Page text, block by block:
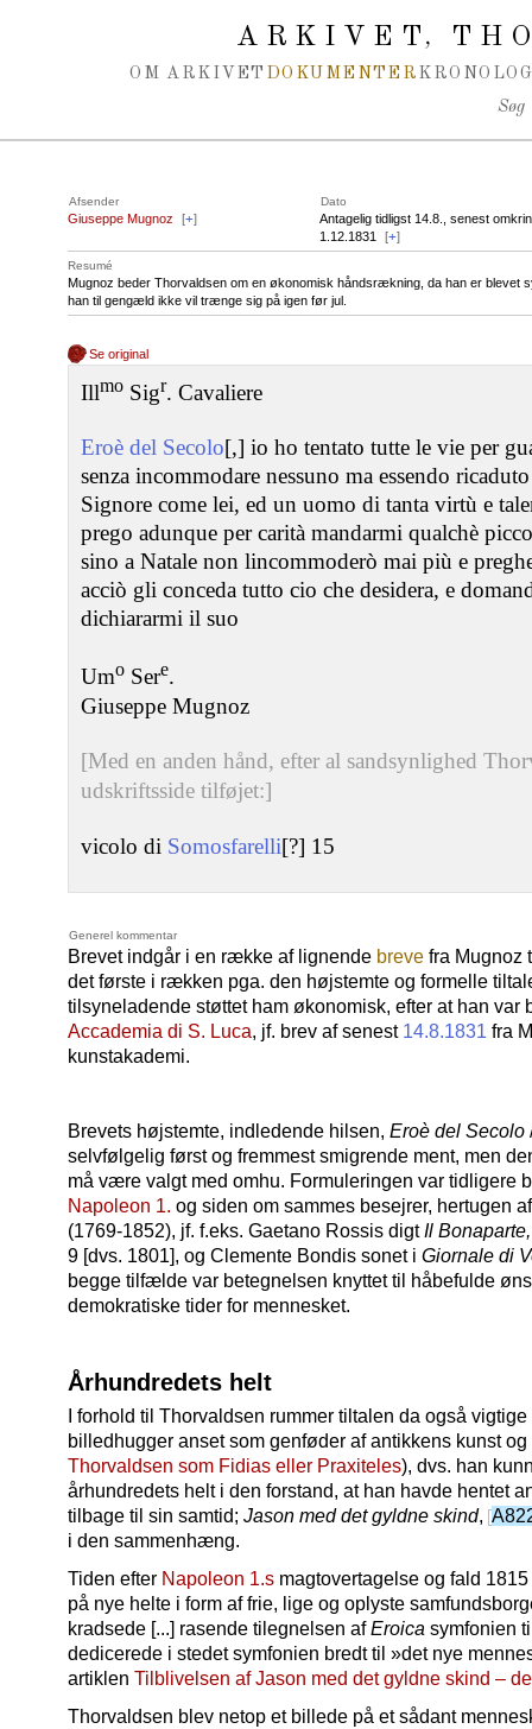
ARKIVET,
OM ARKIVET DOKUMENTER
Søg
Afsender Dato
Giuseppe Mugnoz [+]
Antagelig tidligst 14.8., senest
1.12.1831
[+]
Resumé
Mugnoz beder Thorvaldsen om en økonomisk håndsrækning, da han er blevet
han til gengæld ikke vil trænge sig på igen før jul.
Se original
Illmo Sigr. Cavaliere
Eroè del Secolo[,] io ho tentato tutte le vie per
senza incommodare nessuno ma essendo
Signore come lei, ed un uomo di tanta virtù e
prego adunque per carità mandarmi qualchè
sino a Natale non lincommoderò mai più e
acciò gli conceda tutto cio che desidera, e
dichiararmi il suo
Umo Sere.
Giuseppe Mugnoz
[Med en anden hånd, efter al sandsynlighed
udskriftsside tilføjet:]
vicolo di Somosfarelli[?] 15
Generel kommentar
Brevet indgår i en række af lignende breve fra Mugnoz
det første i rækken pga. den højstemte og formelle
tilsyneladende støttet ham økonomisk, efter at han var
Accademia di S. Luca, jf. brev af senest 14.8.1831 fra
kunstakademi.
Brevets højstemte, indledende hilsen, Eroè del Secolo
selvfølgelig først og fremmest smigrende ment, men
må være valgt med omhu. Formuleringen var tidligere
Napoleon 1. og siden om sammes besejrer, hertugen
(1769-1852), jf. f.eks. Gaetano Rossis digtIl
9 [dvs. 1801], og Clemente Bondis sonet i Giornale di
begge tilfælde var betegnelsen knyttet til håbefulde
demokratiske tider for mennesket.
Århundredets helt
I forhold til Thorvaldsen rummer tiltalen da også
billedhugger anset som genføder af antikkens kunst
Thorvaldsen som Fidias eller Praxiteles), dvs. han
århundredets helt i den forstand, at han havde hentet
tilbage til sin samtid; Jason med det gyldne skind,
i den sammenhæng.
Tiden efter Napoleon 1.s magtovertagelse og fald
på nye helte i form af frie, lige og oplyste
kradsede [...] rasende tilegnelsen afEroica symfonien
dedicerede i stedet symfonien bredt til »det nye
artiklen Tilblivelsen af Jason med det gyldne skind –
Thorvaldsen blev netop et billede på et sådant